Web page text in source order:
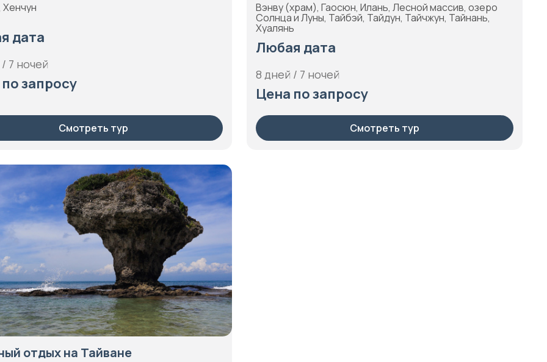
Хенчун
дата
7 ночей
запросу
Смотреть тур
Вэнву (храм), Гаосюн, Илань, Лесной массив, озеро
Солнца и Луны, Тайбэй, Тайдун, Тайчжун, Тайнань,
Хуалянь
Любая дата
8 дней / 7 ночей
Цена по запросу
Смотреть тур
отдых на Тайване